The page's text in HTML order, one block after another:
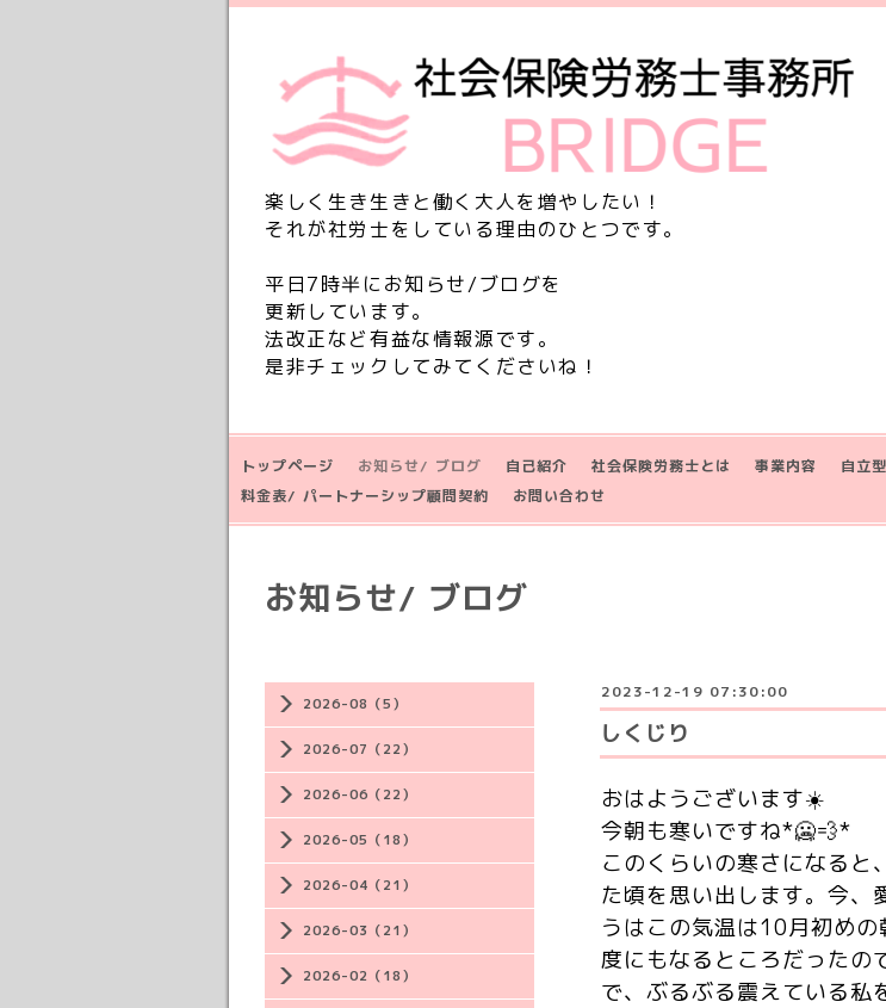
楽しく生き生きと働く大人を増やしたい！
それが社労士をしている理由のひとつです。
平日7時半にお知らせ/ブログを
更新しています。
法改正など有益な情報源です。
是非チェックしてみてくださいね！
トップページ お知らせ/ ブログ 自己紹介 社会保険労務士とは 事業内容 自立
料金表/ パートナーシップ顧問契約
お問い合わせ
2026-08（5）
2026-07（22）
2026-06（22）
2026-05（18）
2026-04（21）
2026-03（21）
2026-02（18）
お知らせ/ ブログ
2023-12-19 07:30:00
しくじり
おはようございます☀️
今朝も寒いですね*🥶💨*
このくらいの寒さになる
た頃を思い出します。今、
うはこの気温は10月初め
度にもなるところだったの
で、ぶるぶる震えている私